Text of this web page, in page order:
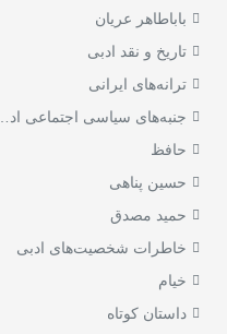
باباطاهر عریان
تاریخ و نقد ادبی
ترانه‌های ایرانی
حافظ
حسین پناهی
حمید مصدق
خاطرات شخصیت‌های ادبی
خیام
داستان کوتاه